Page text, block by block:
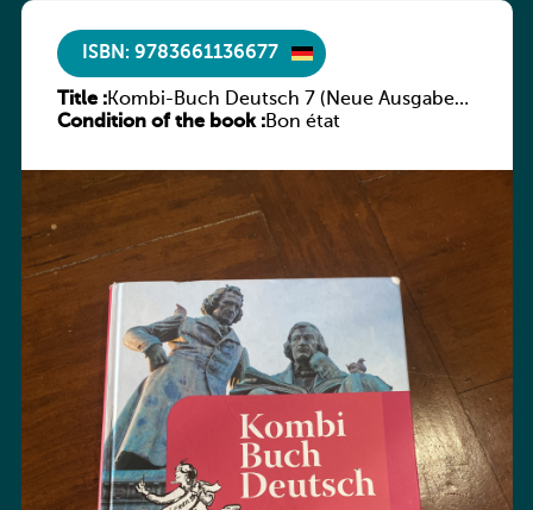
ISBN: 9783661136677
Title :Kombi-Buch Deutsch 7 (Neue Ausgabe
Luxemburg)
Condition of the book :Bon état